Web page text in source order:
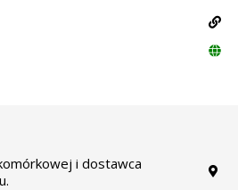
i dostawca